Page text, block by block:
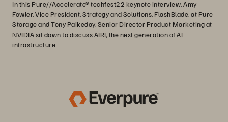
In this Pure//Accelerate® techfest22 keynote interview, Amy
Fowler, Vice President, Strategy and Solutions, FlashBlade, at Pure
Storage and Tony Paikeday, Senior Director Product Marketing at
NVIDIA sit down to discuss AIRI, the next generation of AI
infrastructure.